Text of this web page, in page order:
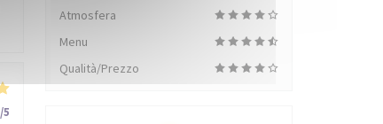
/5
Atmosfera
Menu
Qualità/Prezzo